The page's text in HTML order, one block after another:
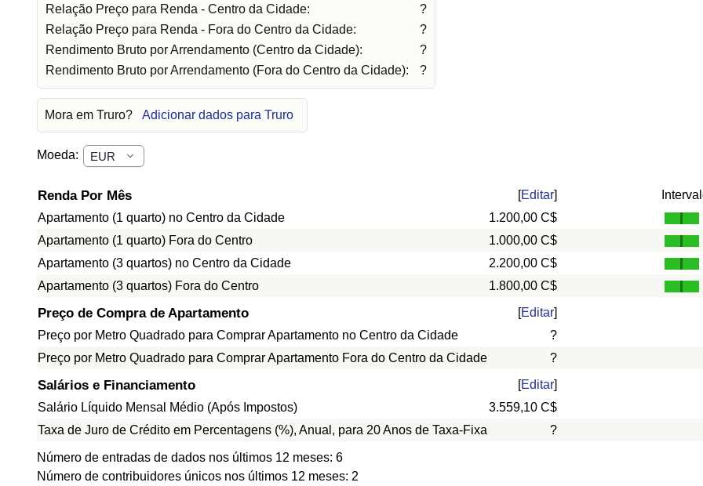
Relação Preço para Renda - Centro da Cidade:
?
Relação Preço para Renda - Fora do Centro da Cidade:
?
Rendimento Bruto por Arrendamento (Centro da Cidade):
?
Rendimento Bruto por Arrendamento (Fora do Centro da Cidade):
?
Mora em Truro? Adicionar dados para Truro
Moeda:
Renda Por Mês [Editar]
Apartamento (1 quarto) no Centro da Cidade
1.200,00 C$
Apartamento (1 quarto) Fora do Centro
1.000,00 C$
Apartamento (3 quartos) no Centro da Cidade
2.200,00 C$
Apartamento (3 quartos) Fora do Centro
1.800,00 C$
Preço de Compra de Apartamento [Editar]
Preço por Metro Quadrado para Comprar Apartamento no Centro da Cidade
?
Preço por Metro Quadrado para Comprar Apartamento Fora do Centro da Cidade
?
Salários e Financiamento [Editar]
Salário Líquido Mensal Médio (Após Impostos)
3.559,10 C$
Taxa de Juro de Crédito em Percentagens (%), Anual, para 20 Anos de Taxa-Fixa
?
Número de entradas de dados nos últimos 12 meses: 6
Número de contribuidores únicos nos últimos 12 meses: 2